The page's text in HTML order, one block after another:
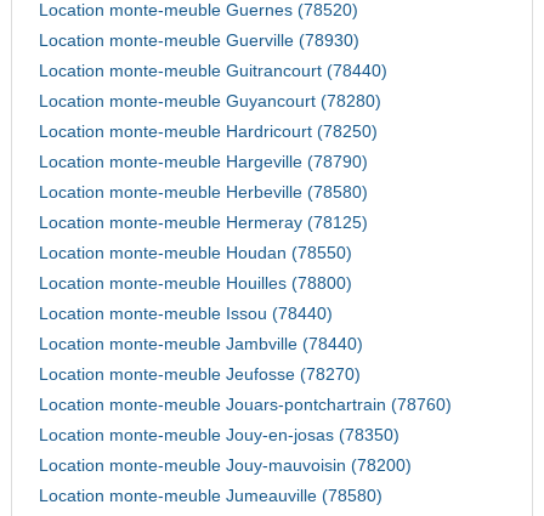
Location monte-meuble Guernes (78520)
Location monte-meuble Guerville (78930)
Location monte-meuble Guitrancourt (78440)
Location monte-meuble Guyancourt (78280)
Location monte-meuble Hardricourt (78250)
Location monte-meuble Hargeville (78790)
Location monte-meuble Herbeville (78580)
Location monte-meuble Hermeray (78125)
Location monte-meuble Houdan (78550)
Location monte-meuble Houilles (78800)
Location monte-meuble Issou (78440)
Location monte-meuble Jambville (78440)
Location monte-meuble Jeufosse (78270)
Location monte-meuble Jouars-pontchartrain (78760)
Location monte-meuble Jouy-en-josas (78350)
Location monte-meuble Jouy-mauvoisin (78200)
Location monte-meuble Jumeauville (78580)